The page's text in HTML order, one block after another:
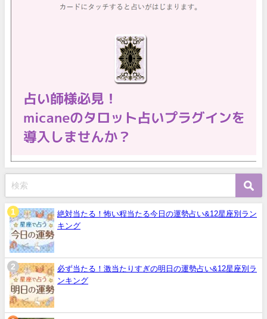
絶対当たる！怖い程当たる今日の運勢占い&12星座別ラン
キング
必ず当たる！激当たりすぎの明日の運勢占い&12星座別ラ
ンキング